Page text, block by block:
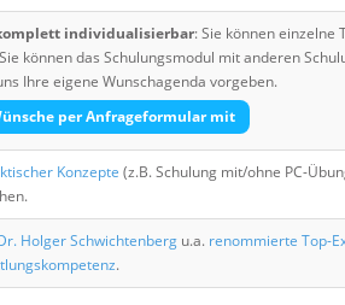
individualisierbar: Sie können einzelne
können das Schulungsmodul mit anderen
Ihre eigene Wunschagenda vorgeben.
per Anfrageformular mit
Konzepte (z.B. Schulung mit/ohne PC-
Holger Schwichtenberg u.a. renommierte Top-
.